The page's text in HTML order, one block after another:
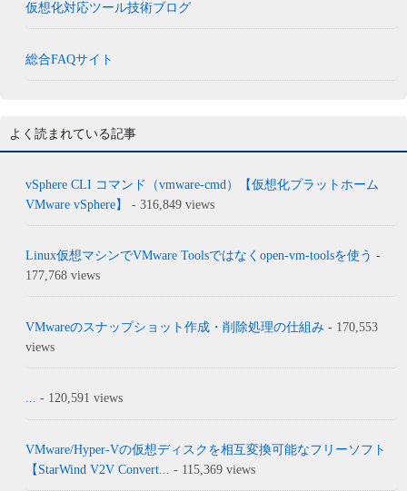
仮想化対応ツール技術ブログ
総合FAQサイト
よく読まれている記事
vSphere CLI コマンド（vmware-cmd）【仮想化プラットホーム
VMware vSphere】
- 316,849 views
Linux仮想マシンでVMware Toolsではなくopen-vm-toolsを使う -
177,768 views
VMwareのスナップショット作成・削除処理の仕組み - 170,553
views
... - 120,591 views
VMware/Hyper-Vの仮想ディスクを相互変換可能なフリーソフト
【StarWind V2V Convert...
- 115,369 views